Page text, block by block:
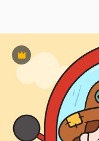
Premium